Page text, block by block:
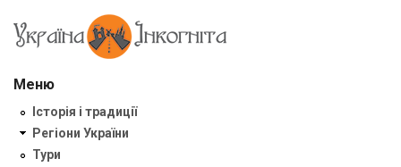
Меню
Історія і традиції
Регіони України
Тури